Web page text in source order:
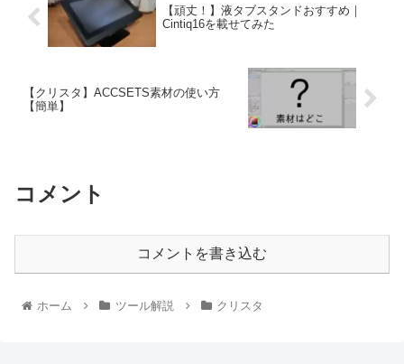
【頑丈！】液タブスタンドおすすめ｜
Cintiq16を載せてみた
【クリスタ】ACCSETS素材の使い方
【簡単】
コメント
コメントを書き込む
ホーム ツール解説 クリスタ